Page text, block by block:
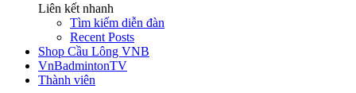
Liên kết nhanh
Tìm kiếm diễn đàn
Recent Posts
Shop Cầu Lông VNB
VnBadmintonTV
Thành viên